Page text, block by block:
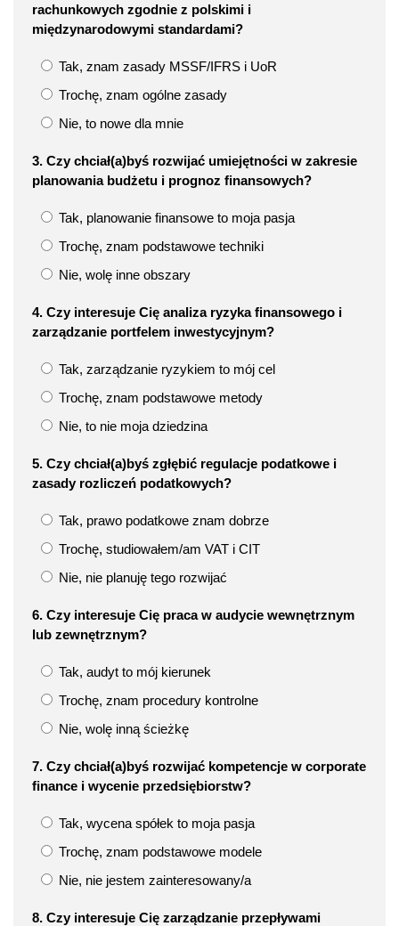
rachunkowych zgodnie z polskimi i
międzynarodowymi standardami?
Tak, znam zasady MSSF/IFRS i UoR
Trochę, znam ogólne zasady
Nie, to nowe dla mnie
3. Czy chciał(a)byś rozwijać umiejętności w zakresie
planowania budżetu i prognoz finansowych?
Tak, planowanie finansowe to moja pasja
Trochę, znam podstawowe techniki
Nie, wolę inne obszary
4. Czy interesuje Cię analiza ryzyka finansowego i
zarządzanie portfelem inwestycyjnym?
Tak, zarządzanie ryzykiem to mój cel
Trochę, znam podstawowe metody
Nie, to nie moja dziedzina
5. Czy chciał(a)byś zgłębić regulacje podatkowe i
zasady rozliczeń podatkowych?
Tak, prawo podatkowe znam dobrze
Trochę, studiowałem/am VAT i CIT
Nie, nie planuję tego rozwijać
6. Czy interesuje Cię praca w audycie wewnętrznym
lub zewnętrznym?
Tak, audyt to mój kierunek
Trochę, znam procedury kontrolne
Nie, wolę inną ścieżkę
7. Czy chciał(a)byś rozwijać kompetencje w corporate
finance i wycenie przedsiębiorstw?
Tak, wycena spółek to moja pasja
Trochę, znam podstawowe modele
Nie, nie jestem zainteresowany/a
8. Czy interesuje Cię zarządzanie przepływami